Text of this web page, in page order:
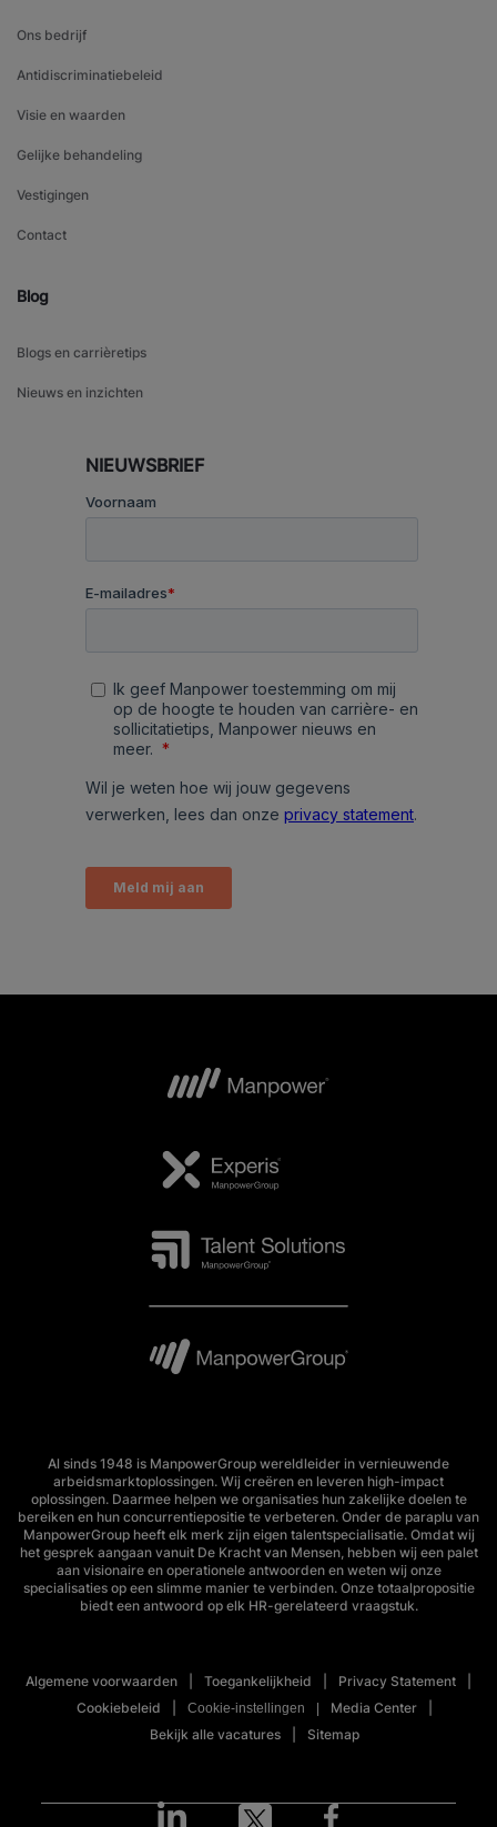
Ons bedrijf
Antidiscriminatiebeleid
Visie en waarden
Gelijke behandeling
Vestigingen
Contact
Blog
Blogs en carrièretips
Nieuws en inzichten
NIEUWSBRIEF
Al sinds 1948 is ManpowerGroup wereldleider in vernieuwende
arbeidsmarktoplossingen. Wij creëren en leveren high-impact
oplossingen. Daarmee helpen we organisaties hun zakelijke doelen te
bereiken en hun concurrentiepositie te verbeteren. Onder de paraplu van
ManpowerGroup heeft elk merk zijn eigen talentspecialisatie. Omdat wij
het gesprek aangaan vanuit De Kracht van Mensen, hebben wij een palet
aan visionaire en operationele antwoorden en weten wij onze
specialisaties op een slimme manier te verbinden. Onze totaalpropositie
biedt een antwoord op elk HR-gerelateerd vraagstuk.
Algemene voorwaarden Toegankelijkheid
Privacy Statement
Cookiebeleid
Cookie-instellingen
Media Center
Bekijk alle vacatures
Sitemap